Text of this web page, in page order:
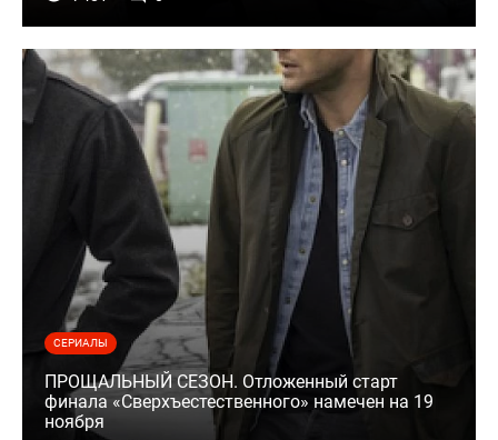
СЕРИАЛЫ
ПРОЩАЛЬНЫЙ СЕЗОН. Отложенный старт
финала «Сверхъестественного» намечен на 19
ноября